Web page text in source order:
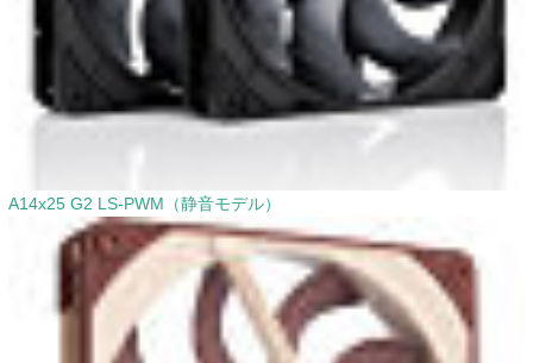
A14x25 G2 LS-PWM（静音モデル）